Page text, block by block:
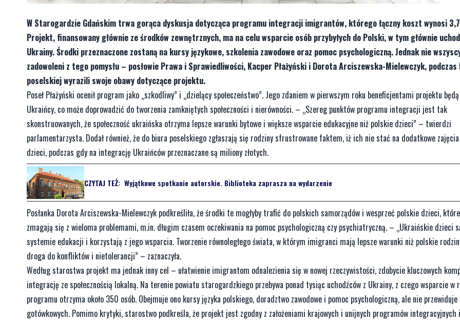
W Starogardzie Gdańskim trwa gorąca dyskusja dotycząca programu integracji imigrantów, którego łączny koszt wynosi 3,7
Projekt, finansowany głównie ze środków zewnętrznych, ma na celu wsparcie osób przybyłych do Polski, w tym głównie
Ukrainy. Środki przeznaczone zostaną na kursy językowe, szkolenia zawodowe oraz pomoc psychologiczną. Jednak nie
zadowoleni z tego pomysłu – posłowie Prawa i Sprawiedliwości, Kacper Płażyński i Dorota Arciszewska-Mielewczyk,
poselskiej wyrazili swoje obawy dotyczące projektu.
Poseł Płażyński ocenił program jako „szkodliwy” i „dzielący społeczeństwo”. Jego zdaniem w pierwszym roku beneficjentami projektu
Ukraińcy, co może doprowadzić do tworzenia zamkniętych społeczności i nierówności. – „Szereg punktów programu integracji jest tak
skonstruowanych, że społeczność ukraińska otrzyma lepsze warunki bytowe i większe wsparcie edukacyjne niż polskie dzieci” – twierdzi
parlamentarzysta. Dodał również, że do biura poselskiego zgłaszają się rodziny sfrustrowane faktem, iż ich nie stać na dodatkowe
dzieci, podczas gdy na integrację Ukraińców przeznaczane są miliony złotych.
CZYTAJ TEŻ: Wyjątkowe spotkanie autorskie. Biblioteka zaprasza na wydarzenie
Posłanka Dorota Arciszewska-Mielewczyk podkreśliła, że środki te mogłyby trafić do polskich samorządów i wesprzeć polskie dzieci,
zmagają się z wieloma problemami, m.in. długim czasem oczekiwania na pomoc psychologiczną czy psychiatryczną. – „Ukraińskie dzieci
systemie edukacji i korzystają z jego wsparcia. Tworzenie równoległego świata, w którym imigranci mają lepsze warunki niż polskie
droga do konfliktów i nietolerancji” – zaznaczyła.
Według starostwa projekt ma jednak inny cel – ułatwienie imigrantom odnalezienia się w nowej rzeczywistości, zdobycie kluczowych
integrację ze społecznością lokalną. Na terenie powiatu starogardzkiego przebywa ponad tysiąc uchodźców z Ukrainy, z czego wsparcie w
programu otrzyma około 350 osób. Obejmuje ono kursy języka polskiego, doradztwo zawodowe i pomoc psychologiczną, ale nie przewiduje
gotówkowych. Pomimo krytyki, starostwo podkreśla, że projekt jest zgodny z założeniami krajowych i unijnych programów integracyjnych